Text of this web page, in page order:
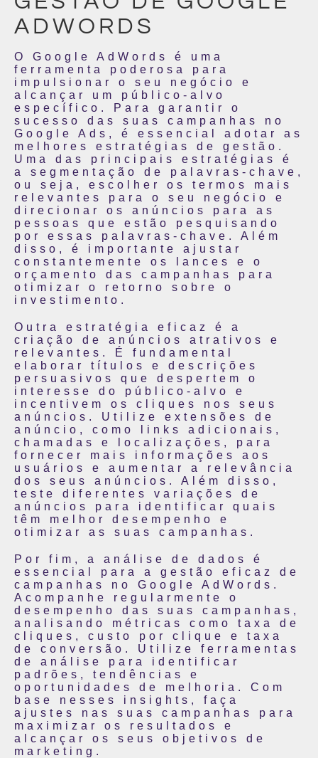
ADWORDS
O Google AdWords é uma
ferramenta poderosa para
impulsionar o seu negócio e
alcançar um público-alvo
específico. Para garantir o
sucesso das suas campanhas no
Google Ads, é essencial adotar as
melhores estratégias de gestão.
Uma das principais estratégias é
a segmentação de palavras-chave,
ou seja, escolher os termos mais
relevantes para o seu negócio e
direcionar os anúncios para as
pessoas que estão pesquisando
por essas palavras-chave. Além
disso, é importante ajustar
constantemente os lances e o
orçamento das campanhas para
otimizar o retorno sobre o
investimento.
Outra estratégia eficaz é a
criação de anúncios atrativos e
relevantes. É fundamental
elaborar títulos e descrições
persuasivos que despertem o
interesse do público-alvo e
incentivem os cliques nos seus
anúncios. Utilize extensões de
anúncio, como links adicionais,
chamadas e localizações, para
fornecer mais informações aos
usuários e aumentar a relevância
dos seus anúncios. Além disso,
teste diferentes variações de
anúncios para identificar quais
têm melhor desempenho e
otimizar as suas campanhas.
Por fim, a análise de dados é
essencial para a gestão eficaz de
campanhas no Google AdWords.
Acompanhe regularmente o
desempenho das suas campanhas,
analisando métricas como taxa de
cliques, custo por clique e taxa
de conversão. Utilize ferramentas
de análise para identificar
padrões, tendências e
oportunidades de melhoria. Com
base nesses insights, faça
ajustes nas suas campanhas para
maximizar os resultados e
alcançar os seus objetivos de
marketing.